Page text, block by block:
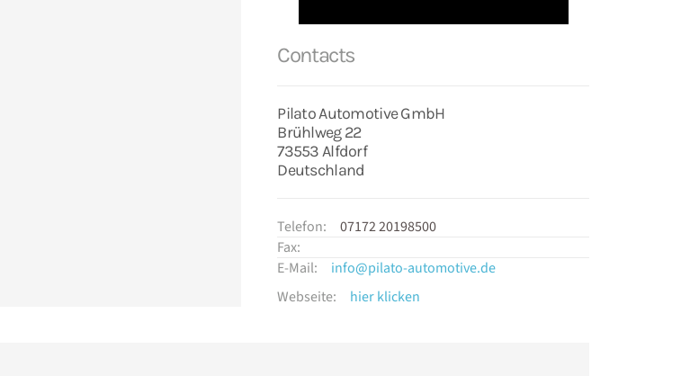
Contacts
Pilato Automotive GmbH
Brühlweg 22
73553 Alfdorf
Deutschland
Telefon:
07172 20198500
Fax:
E-Mail:
info@pilato-automotive.de
Webseite:
hier klicken